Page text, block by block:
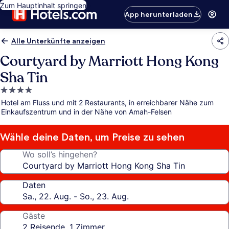
Zum Hauptinhalt springen
App herunterladen
Alle Unterkünfte anzeigen
Courtyard by Marriott Hong Kong
Sha Tin
4.0-
Sterne-
Unterkunft
Hotel am Fluss und mit 2 Restaurants, in erreichbarer Nähe zum
Einkaufszentrum und in der Nähe von Amah-Felsen
Wähle deine Daten, um Preise zu sehen
Wo soll’s hingehen?
Daten
Gäste